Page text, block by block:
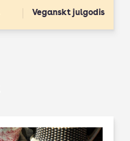
Veganskt julgodis